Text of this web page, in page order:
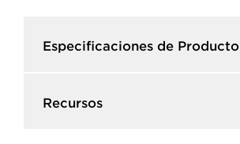
Especificaciones de Producto​
Recursos​